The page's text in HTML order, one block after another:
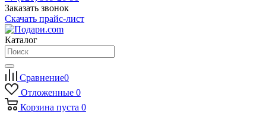
Заказать звонок
Скачать прайс-лист
Каталог
Сравнение0
Отложенные 0
Корзина пуста 0